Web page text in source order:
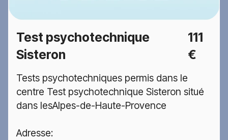
Test psychotechnique
Sisteron
111
€
Tests psychotechniques permis dans le
centre Test psychotechnique Sisteron situé
dans lesAlpes-de-Haute-Provence
Adresse: